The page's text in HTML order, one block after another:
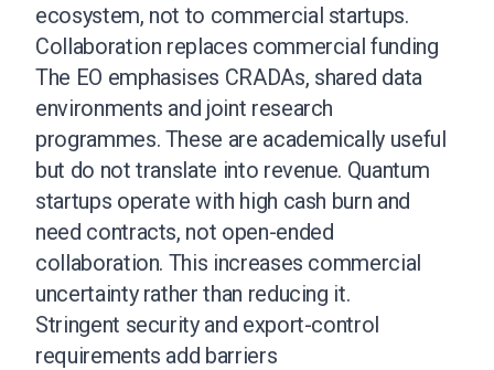
ecosystem, not to commercial startups.
Collaboration replaces commercial funding
The EO emphasises CRADAs, shared data
environments and joint research
programmes. These are academically useful
but do not translate into revenue. Quantum
startups operate with high cash burn and
need contracts, not open-ended
collaboration. This increases commercial
uncertainty rather than reducing it.
Stringent security and export-control
requirements add barriers